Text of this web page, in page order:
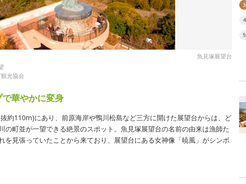
魚見塚展望台
光協会
華やかに変身
約110m)にあり、前原海岸や鴨川松島など三方に開けた展望台からは、ど
の町並が一望できる絶景のスポット。魚見塚展望台の名前の由来は漁師た
を見張っていたことから来ており、展望台にある女神像「暁風」がシンボ
3
4
5